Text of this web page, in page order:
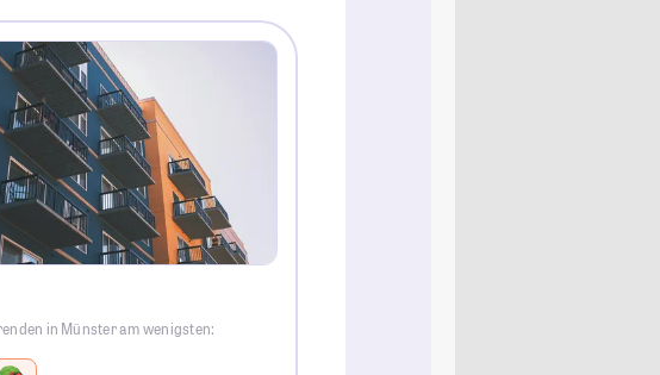
in Münster am wenigsten: